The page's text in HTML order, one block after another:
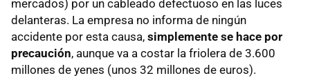
mercados) por un cableado defectuoso en las luces
delanteras. La empresa no informa de ningún
accidente por esta causa, simplemente se hace por
precaución, aunque va a costar la friolera de 3.600
millones de yenes (unos 32 millones de euros).